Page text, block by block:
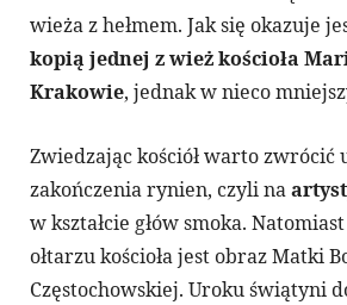
wieża z hełmem. Jak się okazuje
kopią jednej z wież kościoła
Krakowie, jednak w nieco
Zwiedzając kościół warto zwrócić
zakończenia rynien, czyli na
w kształcie głów smoka.
ołtarzu kościoła jest obraz Matki
Częstochowskiej. Uroku świątyni